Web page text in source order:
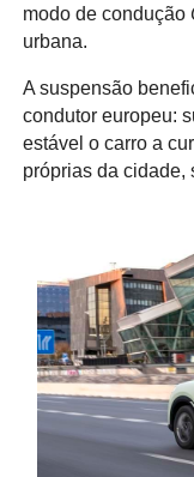
modo de condução
urbana.
A suspensão
condutor europeu:
estável o carro a
próprias da cidade,